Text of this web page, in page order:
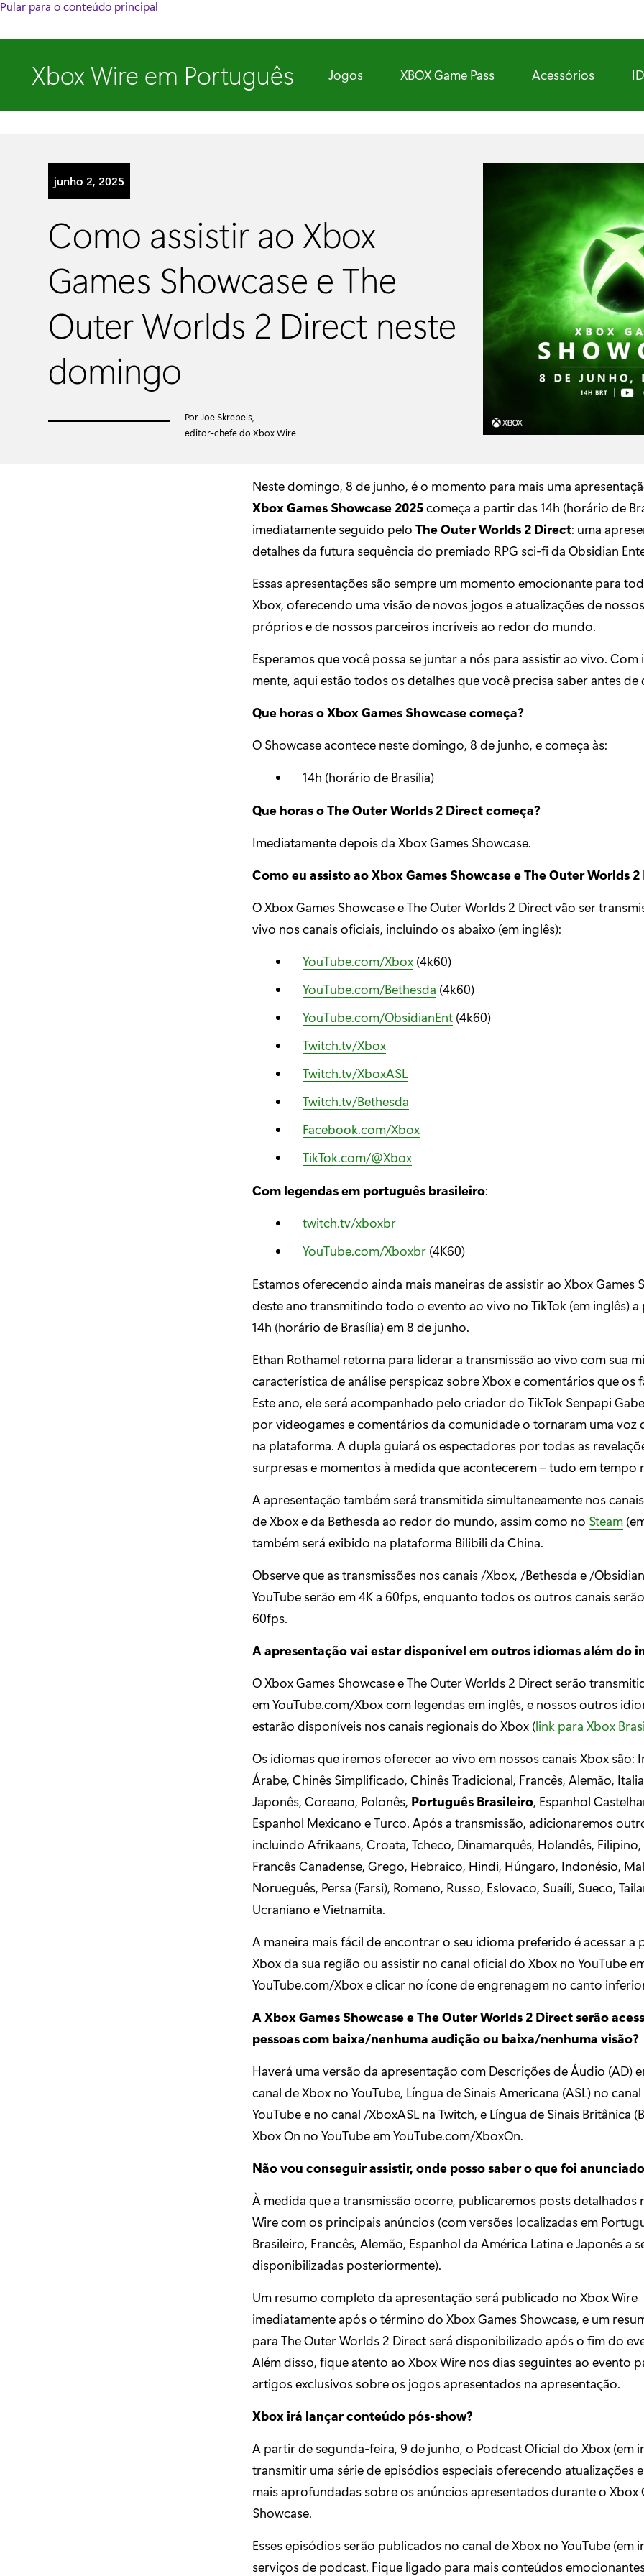
Pular para o conteúdo principal
Xbox Wire em Português Jogos XBOX Game Pass Acessórios
junho 2, 2025
Como assistir ao Xbox
Games Showcase e The
Outer Worlds 2 Direct neste
domingo
Por Joe Skrebels,
editor-chefe do Xbox Wire
Neste domingo, 8 de junho, é o momento para mais uma
Xbox Games Showcase 2025começa a partir das 14h (horário de
imediatamente seguido pelo The Outer Worlds 2 Direct: uma
detalhes da futura sequência do premiado RPG sci-fi da Obsidian
Essas apresentações são sempre um momento emocionante para
Xbox, oferecendo uma visão de novos jogos e atualizações de
próprios e de nossos parceiros incríveis ao redor do mundo.
Esperamos que você possa se juntar a nós para assistir ao vivo. Com
mente, aqui estão todos os detalhes que você precisa saber antes
Que horas o Xbox Games Showcase começa?
O Showcase acontece neste domingo, 8 de junho, e começa às:
14h (horário de Brasília)
Que horas o The Outer Worlds 2 Direct começa?
Imediatamente depois da Xbox Games Showcase.
Como eu assisto ao Xbox Games Showcase e The Outer Worlds 2
O Xbox Games Showcase e The Outer Worlds 2 Direct vão ser
vivo nos canais oficiais, incluindo os abaixo (em inglês):
YouTube.com/Xbox(4k60)
YouTube.com/Bethesda (4k60)
YouTube.com/ObsidianEnt(4k60)
Twitch.tv/Xbox
Twitch.tv/XboxASL
Twitch.tv/Bethesda
Facebook.com/Xbox
TikTok.com/@Xbox
Com legendas em português brasileiro:
twitch.tv/xboxbr
YouTube.com/Xboxbr(4K60)
Estamos oferecendo ainda mais maneiras de assistir ao Xbox Games
deste ano transmitindo todo o evento ao vivo no TikTok (em inglês)
14h (horário de Brasília) em 8 de junho.
Ethan Rothamel retorna para liderar a transmissão ao vivo com sua
característica de análise perspicaz sobre Xbox e comentários que os
Este ano, ele será acompanhado pelo criador do TikTok Senpapi
por videogames e comentários da comunidade o tornaram uma voz
na plataforma. A dupla guiará os espectadores por todas as
surpresas e momentos à medida que acontecerem – tudo em tempo
A apresentação também será transmitida simultaneamente nos
de Xbox e da Bethesda ao redor do mundo, assim como no Steam
também será exibido na plataforma Bilibili da China.
Observe que as transmissões nos canais /Xbox, /Bethesda e /
YouTube serão em 4K a 60fps, enquanto todos os outros canais
60fps.
A apresentação vai estar disponível em outros idiomas além do
O Xbox Games Showcase e The Outer Worlds 2 Direct serão
em YouTube.com/Xbox com legendas em inglês, e nossos outros
estarão disponíveis nos canais regionais do Xbox (link para Xbox
Os idiomas que iremos oferecer ao vivo em nossos canais Xbox são:
Árabe, Chinês Simplificado, Chinês Tradicional, Francês, Alemão,
Japonês, Coreano, Polonês, Português Brasileiro, Espanhol
Espanhol Mexicano e Turco. Após a transmissão, adicionaremos
incluindo Afrikaans, Croata, Tcheco, Dinamarquês, Holandês, Filipino,
Francês Canadense, Grego, Hebraico, Hindi, Húngaro, Indonésio,
Norueguês, Persa (Farsi), Romeno, Russo, Eslovaco, Suaíli, Sueco,
Ucraniano e Vietnamita.
A maneira mais fácil de encontrar o seu idioma preferido é acessar a
Xbox da sua região ou assistir no canal oficial do Xbox no YouTube
YouTube.com/Xbox e clicar no ícone de engrenagem no canto
A Xbox Games Showcase e The Outer Worlds 2 Direct serão
pessoas com baixa/nenhuma audição ou baixa/nenhuma visão?
Haverá uma versão da apresentação com Descrições de Áudio (AD)
canal de Xbox no YouTube, Língua de Sinais Americana (ASL) no
YouTube e no canal /XboxASL na Twitch, e Língua de Sinais Britânica
Xbox On no YouTube em YouTube.com/XboxOn.
Não vou conseguir assistir, onde posso saber o que foi
À medida que a transmissão ocorre, publicaremos posts detalhados
Wire com os principais anúncios (com versões localizadas em
Brasileiro, Francês, Alemão, Espanhol da América Latina e Japonês a
disponibilizadas posteriormente).
Um resumo completo da apresentação será publicado no Xbox Wire
imediatamente após o término do Xbox Games Showcase, e um
para The Outer Worlds 2 Direct será disponibilizado após o fim do
Além disso, fique atento ao Xbox Wire nos dias seguintes ao evento
artigos exclusivos sobre os jogos apresentados na apresentação.
Xbox irá lançar conteúdo pós-show?
A partir de segunda-feira, 9 de junho, o Podcast Oficial do Xbox (em
transmitir uma série de episódios especiais oferecendo atualizações
mais aprofundadas sobre os anúncios apresentados durante o Xbox
Showcase.
Esses episódios serão publicados no canal de Xbox no YouTube (em
serviços de podcast. Fique ligado para mais conteúdos